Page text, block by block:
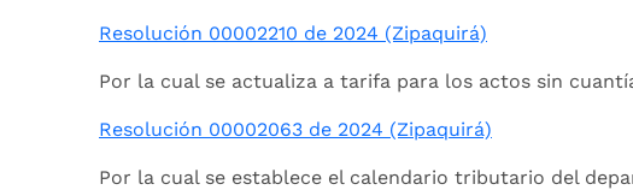
Resolución 00002210 de 2024 (Zipaquirá)
Por la cual se actualiza a tarifa para los actos sin
Resolución 00002063 de 2024 (Zipaquirá)
Por la cual se establece el calendario tributario del